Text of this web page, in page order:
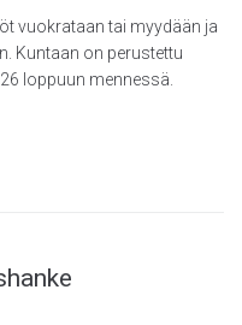
vuokrataan tai myydään ja
Kuntaan on perustettu
loppuun mennessä.